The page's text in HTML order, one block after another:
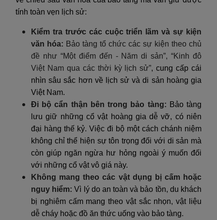
tính toàn vẹn lịch sử:
Kiểm tra trước các cuộc triển lãm và sự kiện
văn hóa: Bảo tàng tổ chức các sự kiện theo chủ
đề như “Một điểm đến - Năm di sản”, “Kinh đô
Việt Nam qua các thời kỳ lịch sử”, cung cấp cái
nhìn sâu sắc hơn về lịch sử và di sản hoàng gia
Việt Nam.
Đi bộ cẩn thận bên trong bảo tàng: Bảo tàng
lưu giữ những cổ vật hoàng gia dễ vỡ, có niên
đại hàng thế kỷ. Việc đi bộ một cách chánh niệm
không chỉ thể hiện sự tôn trọng đối với di sản mà
còn giúp ngăn ngừa hư hỏng ngoài ý muốn đối
với những cổ vật vô giá này.
Không mang theo các vật dụng bị cấm hoặc
nguy hiểm:Vì lý do an toàn và bảo tồn, du khách
bị nghiêm cấm mang theo vật sắc nhọn, vật liệu
dễ cháy hoặc đồ ăn thức uống vào bảo tàng.